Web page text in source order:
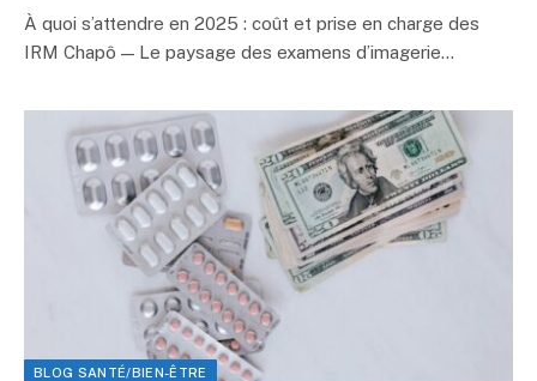
À quoi s’attendre en 2025 : coût et prise en charge des
IRM Chapô — Le paysage des examens d’imagerie…
BLOG SANTÉ/BIEN-ÊTRE